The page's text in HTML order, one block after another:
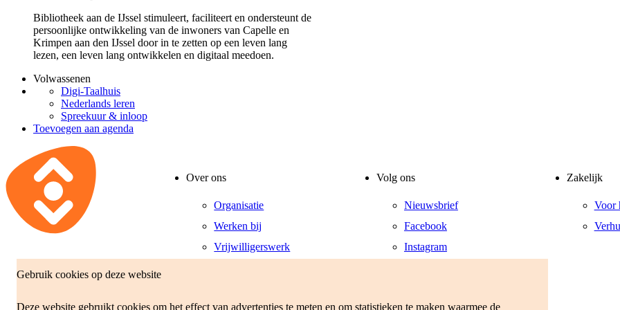
Gebruik cookies op deze website
Deze website gebruikt cookies om het effect van advertenties te meten en om statistieken te maken waarmee de
Bibliotheek aan de IJssel stimuleert, faciliteert en ondersteunt de
persoonlijke ontwikkeling van de inwoners van Capelle en
Krimpen aan den IJssel door in te zetten op een leven lang
lezen, een leven lang ontwikkelen en digitaal meedoen.
Volwassenen
Digi-Taalhuis
Nederlands leren
Spreekuur & inloop
Toevoegen aan agenda
Over ons
Organisatie
Werken bij
Vrijwilligerswerk
Volg ons
Nieuwsbrief
Facebook
Instagram
Zakelijk
Voor